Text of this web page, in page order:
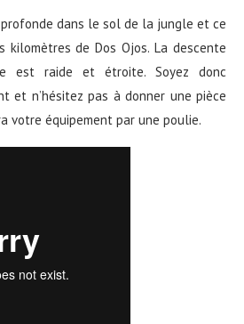
dans le sol de la jungle et ce
de Dos Ojos. La descente
est raide et étroite. Soyez donc
et n’hésitez pas à donner une pièce
votre équipement par une poulie.